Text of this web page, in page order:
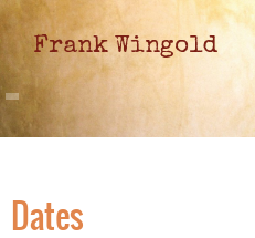
Frank Wingold
Dates